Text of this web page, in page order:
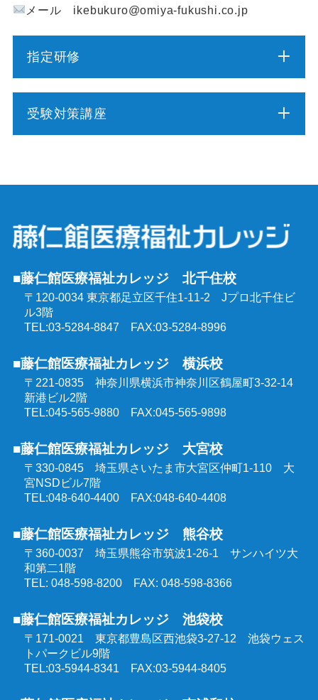
メール ikebukuro@omiya-fukushi.co.jp
指定研修
介護予防運動指導員養成講座
行動援護従業者養成研修
強度行動障害支援者養成研修
同行援護従業者養成研修
喀痰吸引等研修
医療的ケア教員講習会
埼玉県委託 公共職業訓練
群馬県委託 公共職業訓練
東京都委託 公共職業訓練
受験対策講座
社会福祉士受験対策講座（通学コース）
精神保健福祉士受験対策講座（通学コース）
介護福祉士受験対策講座（オンラインコース）
ケアマネジャー受験対策講座（オンラインコース）
社会福祉士受験対策講座（オンラインコース）
精神保健福祉士受験対策講座（オンラインコース）
■藤仁館医療福祉カレッジ 北千住校
〒120-0034 東京都足立区千住1-11-2 Jプロ北千住ビ
ル3階
TEL:03-5284-8847 FAX:03-5284-8996
■藤仁館医療福祉カレッジ 横浜校
〒221-0835 神奈川県横浜市神奈川区鶴屋町3-32-14
新港ビル2階
TEL:045-565-9880 FAX:045-565-9898
■藤仁館医療福祉カレッジ 大宮校
〒330-0845 埼玉県さいたま市大宮区仲町1-110 大
宮NSDビル7階
TEL:048-640-4400 FAX:048-640-4408
■藤仁館医療福祉カレッジ 熊谷校
〒360-0037 埼玉県熊谷市筑波1-26-1 サンハイツ大
和第二1階
TEL: 048-598-8200 FAX: 048-598-8366
■藤仁館医療福祉カレッジ 池袋校
〒171-0021 東京都豊島区西池袋3-27-12 池袋ウェス
トパークビル9階
TEL:03-5944-8341 FAX:03-5944-8405